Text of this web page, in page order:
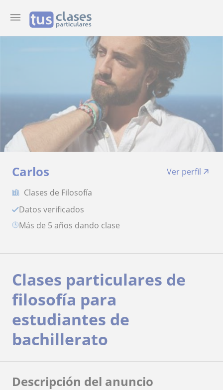
Carlos
Ver perfil
Clases de Filosofía
Datos verificados
más de 5 años dando clase
Clases particulares de
filosofía para
estudiantes de
bachillerato
Descripción del anuncio